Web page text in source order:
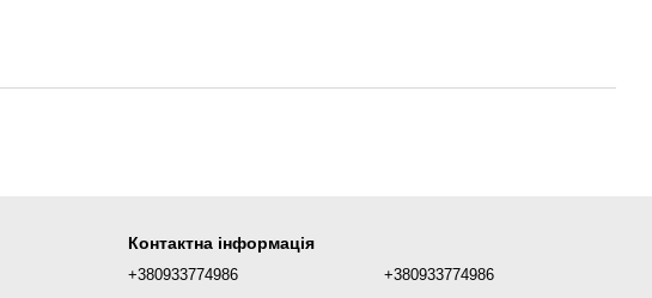
Контактна інформація
+380933774986 +380933774986